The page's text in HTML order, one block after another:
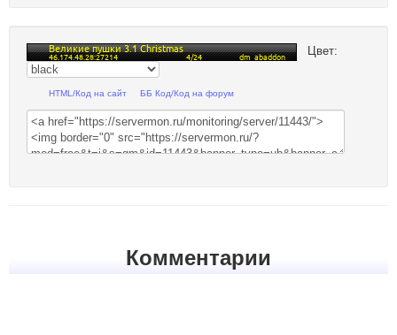
Цвет:
HTML/Код на сайт ББ Код/Код на форум
Комментарии